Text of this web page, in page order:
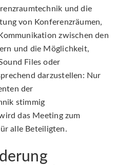
und die
von Konferenzräumen,
zwischen den
und die Möglichkeit,
Files oder
darzustellen: Nur
der
stimmig
das Meeting zum
alle Beteiligten.